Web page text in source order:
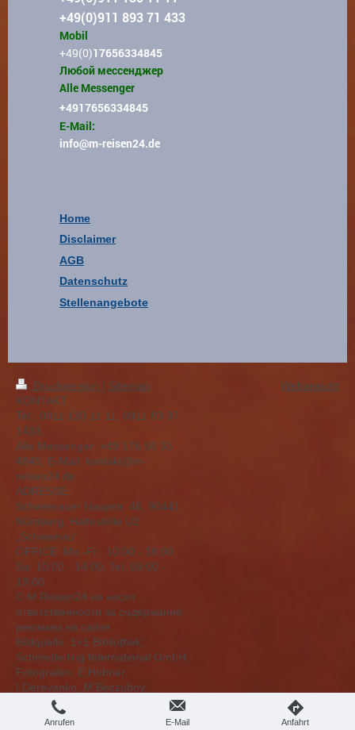
+49(0)911 893 71 433
Mobil
+49(0)17656334845
Любой мессенджер
Alle Messenger
+4917656334845
E-Mail:
info@m-reisen24.de
Home
Disclaimer
AGB
Datenschutz
Stellenangebote
Druckversion | Sitemap
KONTAKT
Tel.: 0911 130 11 11, 0911 89 37
1433,
Alle Messenger: +49 176 56 33
4845, E-Mail: kontakt@m-
reisen24.de
ADRESSE:
Schweinauer Haupstr. 46, 90441
Nürnberg, Haltestelle U2
„Schweinau“
OFFICE: Mо.-Fr.: 10:00 - 18:00,
Sa: 10:00 - 14:00; Tel. 09:00 -
19:00
© M Reisen24 не несет
ответственности за содержание
рекламы на сайте.
Bildquelle: 1+1 Bibliothek;
Schmetterling International GmbH,
Fotografen: E.Hübner,
I.Derevanko, M.Bezzubov
Webansicht
Anrufen E-Mail Anfahrt